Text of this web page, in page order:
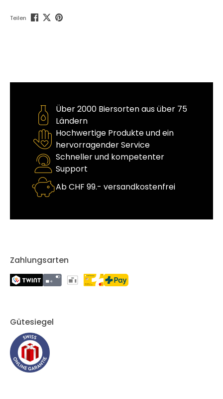
Teilen
Über 2000 Biersorten aus über 75
Ländern
Hochwertige Produkte und ein
hervorragender Service
Schneller und kompetenter
Support
Ab CHF 99.- versandkostenfrei
Zahlungsarten
Gütesiegel